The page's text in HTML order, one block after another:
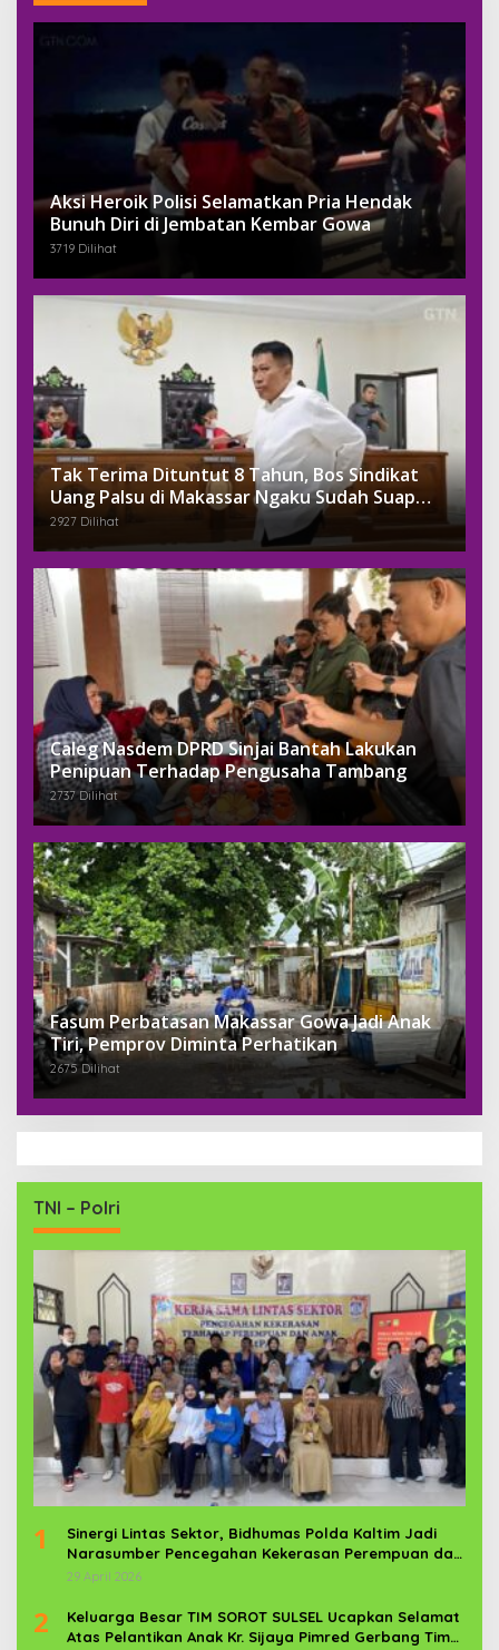
Aksi Heroik Polisi Selamatkan Pria Hendak
Bunuh Diri di Jembatan Kembar Gowa
3719 Dilihat
Tak Terima Dituntut 8 Tahun, Bos Sindikat
Uang Palsu di Makassar Ngaku Sudah Suap
Jaksa Dengan Miliaran
2927 Dilihat
Caleg Nasdem DPRD Sinjai Bantah Lakukan
Penipuan Terhadap Pengusaha Tambang
2737 Dilihat
Fasum Perbatasan Makassar Gowa Jadi Anak
Tiri, Pemprov Diminta Perhatikan
2675 Dilihat
TNI – Polri
1
Sinergi Lintas Sektor, Bidhumas Polda Kaltim Jadi
Narasumber Pencegahan Kekerasan Perempuan dan
Anak
29 April 2026
2
Keluarga Besar TIM SOROT SULSEL Ucapkan Selamat
Atas Pelantikan Anak Kr. Sijaya Pimred Gerbang Timur